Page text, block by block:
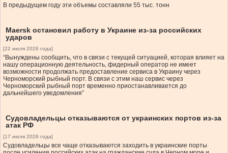
В предыдущем году эти объемы составляли 55 тыс. тонн
Maersk остановил работу в Украине из-за российских
ударов
[22 июля 2026 года]
“Вынуждены сообщить, что в связи с текущей ситуацией, которая влияет на
нашу операционную деятельность, фидерный оператор не имеет
возможности продолжать предоставление сервиса в Украину через
Черноморский рыбный порт. В связи с этим наш сервис через
Черноморский рыбный порт временно приостанавливается до
дальнейшего уведомления”
Судовладельцы отказываются от украинских портов из-за
атак РФ
[17 июля 2026 года]
Судовладельцы все чаще отказываются заходить в украинские порты